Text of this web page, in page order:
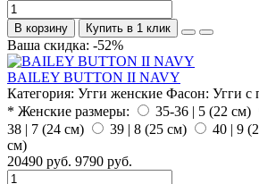
В корзину Купить в 1 клик
Ваша скидка: -52%
BAILEY BUTTON II NAVY
Категория: Угги женские Фасон: Угги с
* Женские размеры:
35-36 | 5 (22 см)
38 | 7 (24 см)
39 | 8 (25 см) 40 | 9
см)
20490 руб. 9790 руб.